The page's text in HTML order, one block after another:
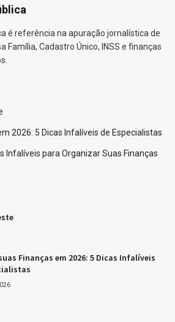
é referência na apuração jornalística de
Família, Cadastro Único, INSS e finanças
2026: 5 Dicas Infalíveis de Especialistas
Infalíveis para Organizar Suas Finanças
Finanças em 2026: 5 Dicas Infalíveis